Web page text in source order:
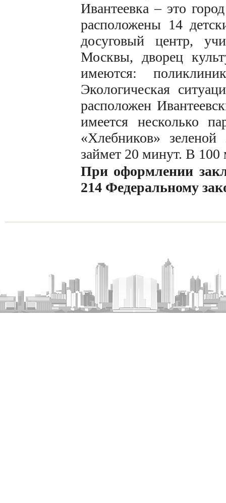
Ивантеевка – это
расположены 14
досуговый центр,
Москвы, дворец
имеются:
Экологическая
расположен
имеется несколько
«Хлебников»
займет 20 минут. В 100
При оформлении
214 Федеральному